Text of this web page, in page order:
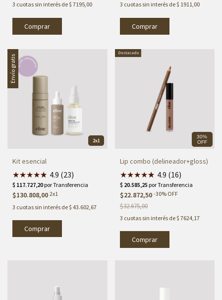
3 cuotas sin interés de$ 7195,00 3 cuotas sin interés de$ 1911,00
Envío gratis
2x1
Kit esencial
★★★★★
★ 4.9 (23)
$130.808,00 2x1
3 cuotas sin interés de$ 43.602,67
Comprar
30%
OFF
Lip combo (delineador+gloss)
★★★★★
★ 4.9 (16)
$22.872,50 -30% OFF
$32.675,00
3 cuotas sin interés de$ 7624,17
Comprar